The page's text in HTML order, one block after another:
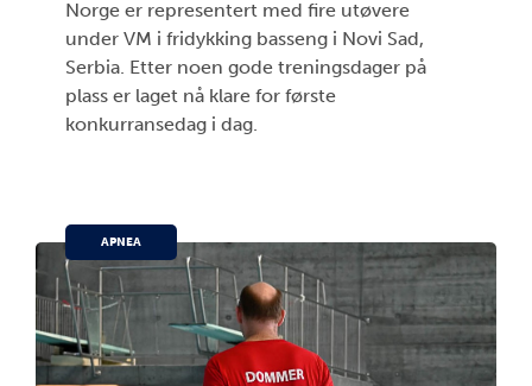
Norge er representert med fire utøvere
under VM i fridykking basseng i Novi Sad,
Serbia. Etter noen gode treningsdager på
plass er laget nå klare for første
konkurransedag i dag.
APNEA